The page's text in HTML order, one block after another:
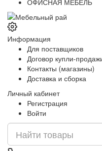
ОФИСНАЯ МЕБЕЛЬ
Информация
Для поставщиков
Договор купли-
Контакты (магазины)
Доставка и сборка
Личный кабинет
Регистрация
Войти